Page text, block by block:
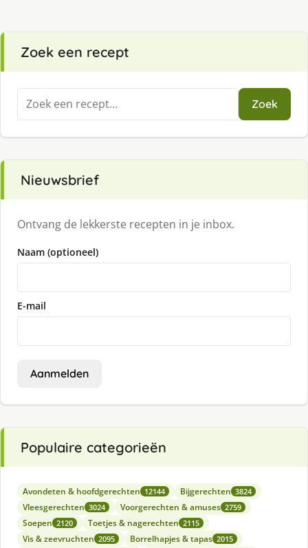
Zoek een recept
Zoeken
naar:
Zoek
Nieuwsbrief
Ontvang de lekkerste recepten in je inbox.
Naam (optioneel)
E-mail
Aanmelden
Populaire categorieën
Avondeten & hoofdgerechten 12144 Bijgerechten 3824
Vleesgerechten 3024 Voorgerechten & amuses 2759
Soepen 2120 Toetjes & nagerechten 2115
Vis & zeevruchten 2095 Borrelhapjes & tapas 2015